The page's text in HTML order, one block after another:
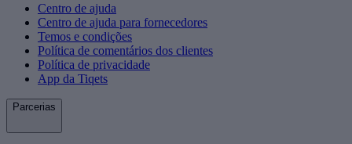
Centro de ajuda
Centro de ajuda para fornecedores
Temos e condições
Política de comentários dos clientes
Política de privacidade
App da Tiqets
Parcerias